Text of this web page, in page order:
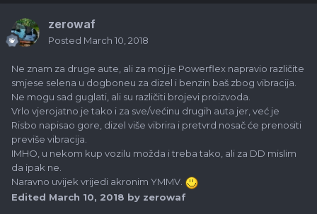
zerowaf
Posted March 10, 2018
Ne znam za druge aute, ali za moj je Powerflex napravio različite
smjese selena u dogboneu za dizel i benzin baš zbog vibracija.
Ne mogu sad guglati, ali su različiti brojevi proizvoda.
Vrlo vjerojatno je tako i za sve/većinu drugih auta jer, već je
Risbo napisao gore, dizel više vibrira i pretvrd nosač će prenositi
previše vibracija.
IMHO, u nekom kup vozilu možda i treba tako, ali za DD mislim
da ipak ne.
Naravno uvijek vrijedi akronim YMMV.
Edited March 10, 2018 by zerowaf